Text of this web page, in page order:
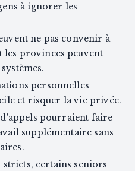
à ignorer les
ne pas convenir à
les provinces peuvent
personnelles
et risquer la vie privée.
pourraient faire
supplémentaire sans
certains seniors